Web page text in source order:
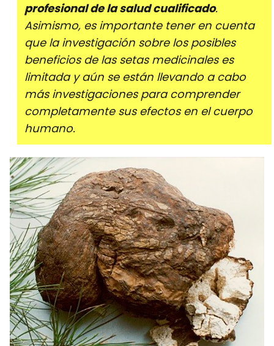
profesional de la salud cualificado.
Asimismo, es importante tener en cuenta
que la investigación sobre los posibles
beneficios de las setas medicinales es
limitada y aún se están llevando a cabo
más investigaciones para comprender
completamente sus efectos en el cuerpo
humano.